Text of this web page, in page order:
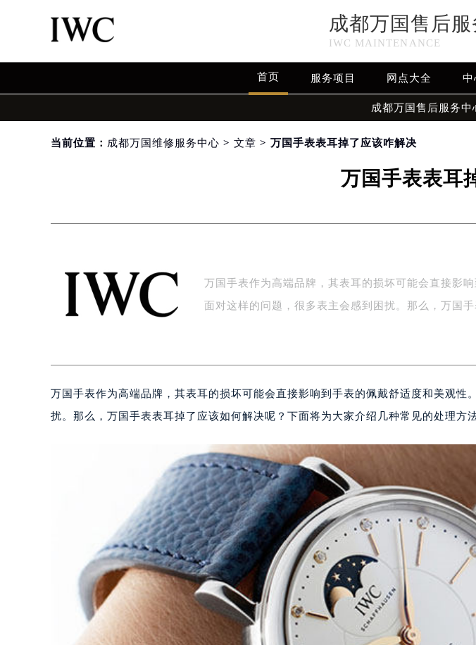
成都万国售后
IWC MAINTENANCE
首页 服务项目 网点大全 中
成都万国售后服务中
当前位置： 成都万国维修服务中心 > 文章 > 万国手表表耳掉了应该咋解决
万国手表表耳
万国手表作为高端品牌，其表耳的损坏可能会直接影
面对这样的问题，很多表主会感到困扰。那么，万国
万国手表作为高端品牌，其表耳的损坏可能会直接影响到手表的佩戴舒适度和美观性
扰。那么，万国手表表耳掉了应该如何解决呢？下面将为大家介绍几种常见的处理方法